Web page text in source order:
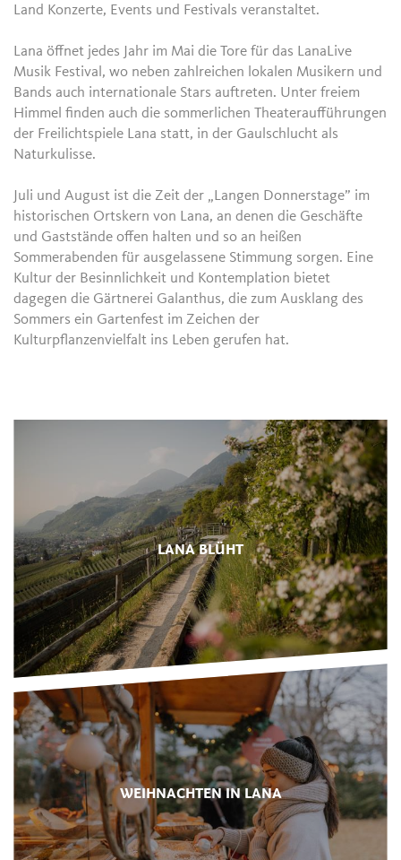
Land Konzerte, Events und Festivals veranstaltet.
Lana öffnet jedes Jahr im Mai die Tore für das LanaLive
Musik Festival, wo neben zahlreichen lokalen Musikern und
Bands auch internationale Stars auftreten. Unter freiem
Himmel finden auch die sommerlichen Theateraufführungen
der Freilichtspiele Lana statt, in der Gaulschlucht als
Naturkulisse.
Juli und August ist die Zeit der „Langen Donnerstage” im
historischen Ortskern von Lana, an denen die Geschäfte
und Gaststände offen halten und so an heißen
Sommerabenden für ausgelassene Stimmung sorgen. Eine
Kultur der Besinnlichkeit und Kontemplation bietet
dagegen die Gärtnerei Galanthus, die zum Ausklang des
Sommers ein Gartenfest im Zeichen der
Kulturpflanzenvielfalt ins Leben gerufen hat.
LANA BLÜHT
WEIHNACHTEN IN LANA